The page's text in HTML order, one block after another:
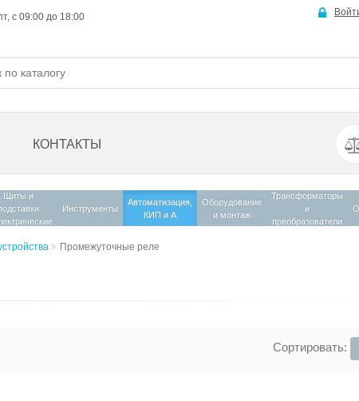
с 09:00 до 18:00
КОНТАКТЫ
Щиты и
Инструменты
Автоматизация,
КИП и А
Оборудование
и монтаж
Трансформаторы
и
преобразователи
Промежуточные реле
Сортировать: